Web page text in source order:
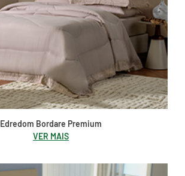
Edredom Bordare Premium
VER MAIS